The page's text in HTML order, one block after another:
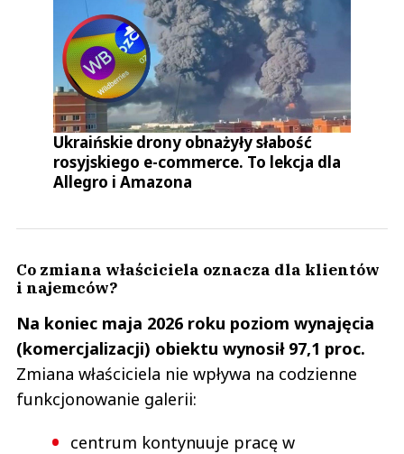
Ukraińskie drony obnażyły słabość
rosyjskiego e-commerce. To lekcja dla
Allegro i Amazona
Co zmiana właściciela oznacza dla klientów
i najemców?
Na koniec maja 2026 roku poziom wynajęcia
(komercjalizacji) obiektu wynosił 97,1 proc.
Zmiana właściciela nie wpływa na codzienne
funkcjonowanie galerii:
centrum kontynuuje pracę w